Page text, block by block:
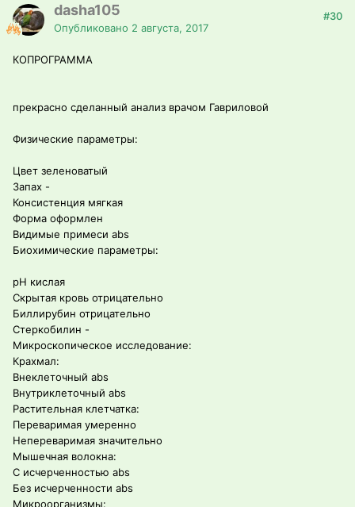
dasha105
Опубликовано 2 августа, 2017
#30
КОПРОГРАММА
прекрасно сделанный анализ врачом Гавриловой
Физические параметры:
Цвет зеленоватый
Запах -
Консистенция мягкая
Форма оформлен
Видимые примеси abs
Биохимические параметры:
pH кислая
Скрытая кровь отрицательно
Биллирубин отрицательно
Стеркобилин -
Микроскопическое исследование:
Крахмал:
Внеклеточный abs
Внутриклеточный abs
Растительная клетчатка:
Переваримая умеренно
Непереваримая значительно
Мышечная волокна:
С исчерченностью abs
Без исчерченности abs
Микроорганизмы: